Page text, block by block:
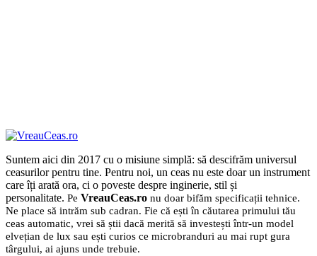
Suntem aici din 2017 cu o misiune simplă: să descifrăm universul
ceasurilor pentru tine. Pentru noi, un ceas nu este doar un instrument
care îți arată ora, ci o poveste despre inginerie, stil și
personalitate. Pe VreauCeas.ro nu doar bifăm specificații tehnice.
Ne place să intrăm sub cadran. Fie că ești în căutarea primului tău
ceas automatic, vrei să știi dacă merită să investești într-un model
elvețian de lux sau ești curios ce microbranduri au mai rupt gura
târgului, ai ajuns unde trebuie.